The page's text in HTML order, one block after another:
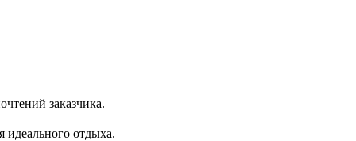
заказчика.
идеального отдыха.